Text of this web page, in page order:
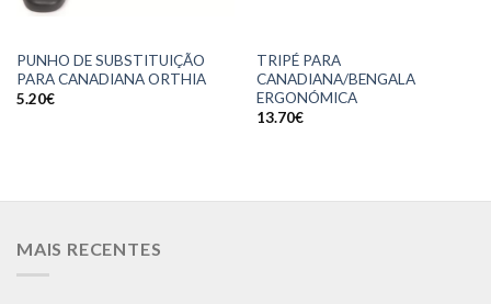
PUNHO DE SUBSTITUIÇÃO
PARA CANADIANA ORTHIA
5.20€
TRIPÉ PARA
CANADIANA/BENGALA
ERGONÓMICA
13.70€
MAIS RECENTES